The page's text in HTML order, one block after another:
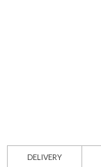
DELIVERY